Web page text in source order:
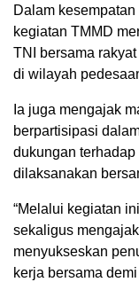
Dalam
kegiatan TMMD
TNI bersama
di wilayah
Ia juga mengajak
berpartisipasi
dukungan
dilaksanakan
“Melalui kegiatan
sekaligus
menyukseskan
kerja bersama